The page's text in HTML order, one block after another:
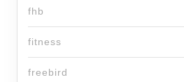
fhb
fitness
freebird